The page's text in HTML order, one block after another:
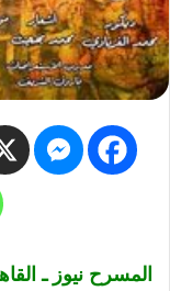
المسرح نيوز ـ